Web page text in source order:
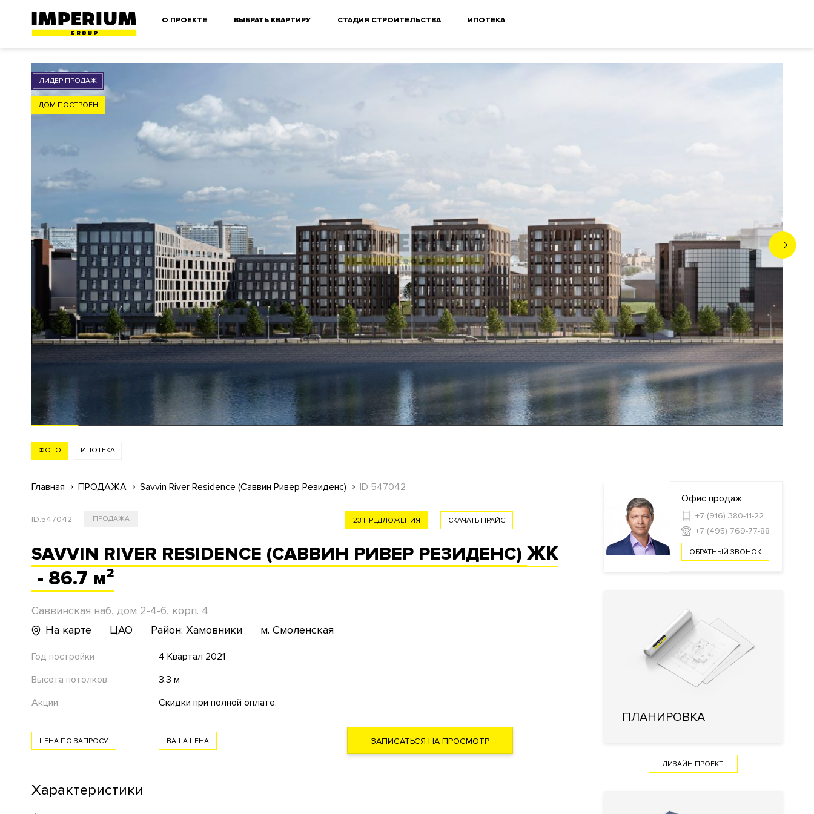
О ПРОЕКТЕ ВЫБРАТЬ КВАРТИРУ СТАДИЯ СТРОИТЕЛЬСТВА ИПОТЕКА
ЛИДЕР ПРОДАЖ
ДОМ ПОСТРОЕН
ФОТО ИПОТЕКА
Главная ПРОДАЖА Savvin River Residence (Саввин Ривер Резиденс) ID 547042
ID:547042 ПРОДАЖА СКАЧАТЬ ПРАЙС
23 ПРЕДЛОЖЕНИЯ
SAVVIN RIVER RESIDENCE (САВВИН РИВЕР РЕЗИДЕНС) ЖК
- 86.7 м²
Саввинская наб, дом 2-4-6, корп. 4
На карте
ЦАО Район: Хамовники м. Смоленская
Год постройки
4 Квартал 2021
Высота потолков
3.3 м
Акции
Скидки при полной оплате.
ЦЕНА ПО ЗАПРОСУ ВАША ЦЕНА ЗАПИСАТЬСЯ НА ПРОСМОТР
Характеристики
Офис продаж
+7 (916) 380-11-22
+7 (495) 769-77-88
ОБРАТНЫЙ ЗВОНОК
ПЛАНИРОВКА
ДИЗАЙН ПРОЕКТ